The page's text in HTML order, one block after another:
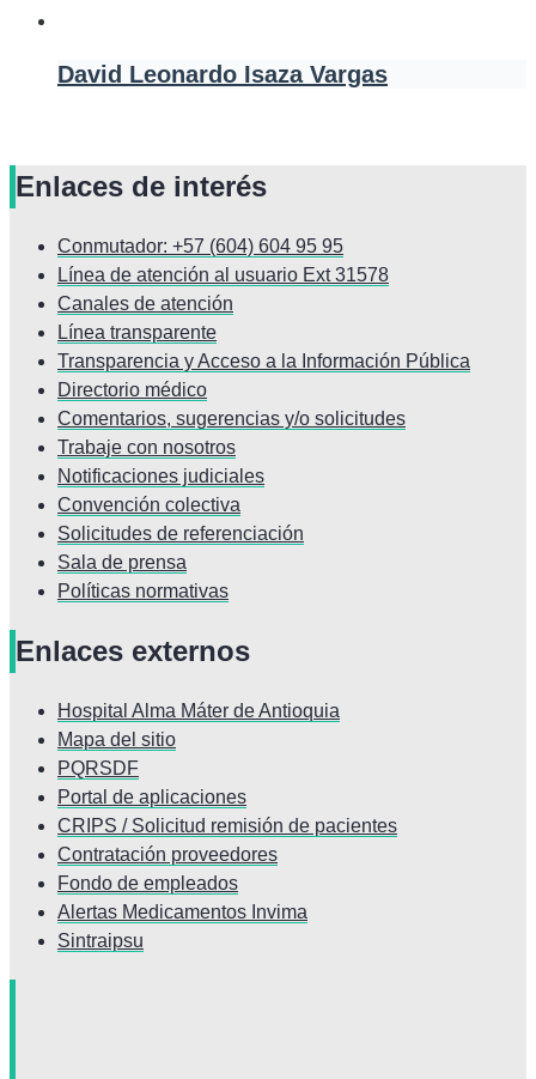
David Leonardo Isaza Vargas
Enlaces de interés
Conmutador: +57 (604) 604 95 95
Línea de atención al usuario Ext 31578
Canales de atención
Línea transparente
Transparencia y Acceso a la Información Pública
Directorio médico
Comentarios, sugerencias y/o solicitudes
Trabaje con nosotros
Notificaciones judiciales
Convención colectiva
Solicitudes de referenciación
Sala de prensa
Políticas normativas
Enlaces externos
Hospital Alma Máter de Antioquia
Mapa del sitio
PQRSDF
Portal de aplicaciones
CRIPS / Solicitud remisión de pacientes
Contratación proveedores
Fondo de empleados
Alertas Medicamentos Invima
Sintraipsu